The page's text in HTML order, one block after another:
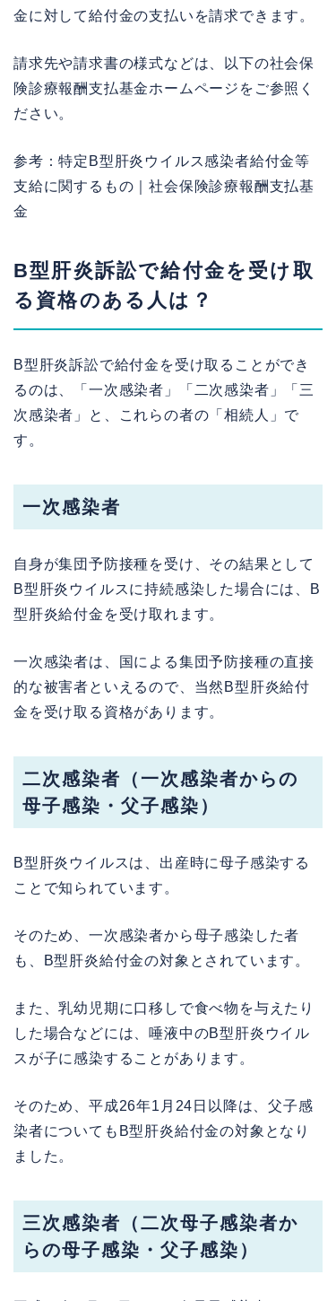
金に対して給付金の支払いを請求できます。
請求先や請求書の様式などは、以下の社会保
険診療報酬支払基金ホームページをご参照く
ださい。
参考：特定B型肝炎ウイルス感染者給付金等
支給に関するもの｜社会保険診療報酬支払基
金
B型肝炎訴訟で給付金を受け取
る資格のある人は？
B型肝炎訴訟で給付金を受け取ることができ
るのは、「一次感染者」「二次感染者」「三
次感染者」と、これらの者の「相続人」で
す。
一次感染者
自身が集団予防接種を受け、その結果として
B型肝炎ウイルスに持続感染した場合には、B
型肝炎給付金を受け取れます。
一次感染者は、国による集団予防接種の直接
的な被害者といえるので、当然B型肝炎給付
金を受け取る資格があります。
二次感染者（一次感染者からの
母子感染・父子感染）
B型肝炎ウイルスは、出産時に母子感染する
ことで知られています。
そのため、一次感染者から母子感染した者
も、B型肝炎給付金の対象とされています。
また、乳幼児期に口移しで食べ物を与えたり
した場合などには、唾液中のB型肝炎ウイル
スが子に感染することがあります。
そのため、平成26年1月24日以降は、父子感
染者についてもB型肝炎給付金の対象となり
ました。
三次感染者（二次母子感染者か
らの母子感染・父子感染）